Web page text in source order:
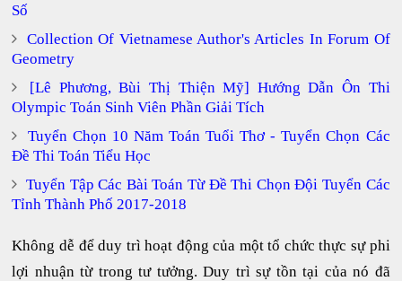
Số
Collection Of Vietnamese Author's Articles In Forum Of
Geometry
[Lê Phương, Bùi Thị Thiện Mỹ] Hướng Dẫn Ôn Thi
Olympic Toán Sinh Viên Phần Giải Tích
Tuyển Chọn 10 Năm Toán Tuổi Thơ - Tuyển Chọn Các
Đề Thi Toán Tiểu Học
Tuyển Tập Các Bài Toán Từ Đề Thi Chọn Đội Tuyển Các
Tỉnh Thành Phố 2017-2018
Không dễ để duy trì hoạt động của một tổ chức thực sự phi
lợi nhuận từ trong tư tưởng. Duy trì sự tồn tại của nó đã